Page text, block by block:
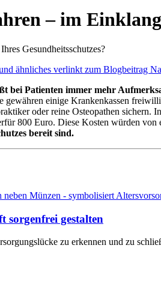
– im
Gesundheitsschutzes?
bei Patienten immer mehr
gewähren einige Krankenkassen
oder reine Osteopathen sichern.
800 Euro. Diese Kosten würden
bereit sind.
sorgenfrei gestalten
zu erkennen und zu